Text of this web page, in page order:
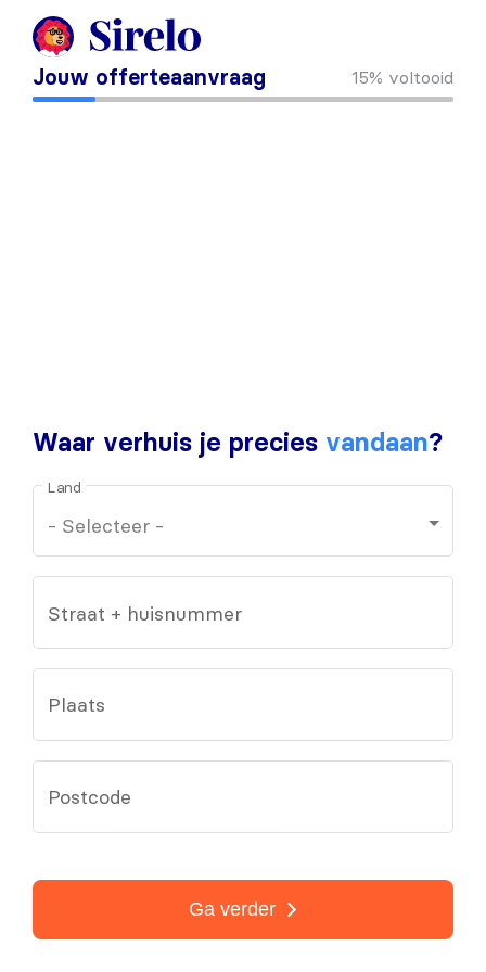
Jouw offerteaanvraag 15% voltooid
Waar verhuis je precies vandaan?
Land
Straat + huisnummer
Plaats
Postcode
Ga verder